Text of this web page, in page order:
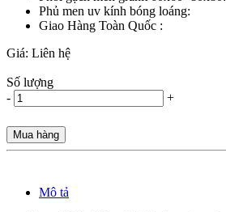
Phủ men uv kính bóng loáng:
Giao Hàng Toàn Quốc :
Giá: Liên hệ
Số lượng
-
+
Mua hàng
Mô tả